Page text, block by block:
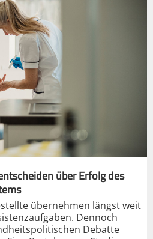
über Erfolg des
übernehmen längst weit
Dennoch
Debatte